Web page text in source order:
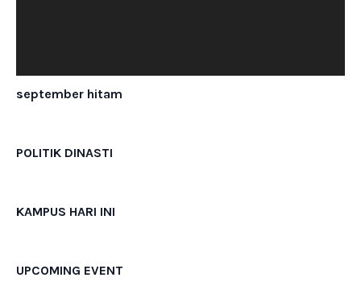
september hitam
POLITIK DINASTI
KAMPUS HARI INI
UPCOMING EVENT